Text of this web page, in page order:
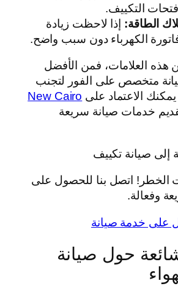
التكييف.
الطاقة: إذا لاحظت زيادة
الكهرباء دون سبب واضح.
هذه العلامات، فمن الأفضل
متخصص على الفور لتجنب
الاعتماد على New Cairo
خدمات صيانة سريعة
الخطر! اتصل بنا للحصول على
وفعالة.
على خدمة صيانة
حول صيانة